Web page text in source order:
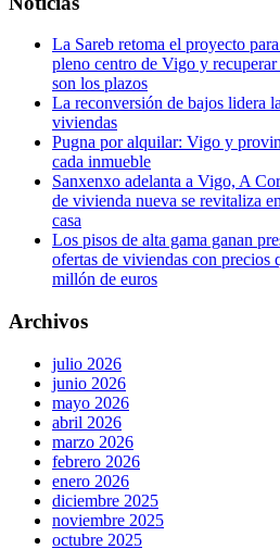
La Sareb retoma el proyecto
pleno centro de Vigo y
son los plazos
La reconversión de bajos lidera
viviendas
Pugna por alquilar: Vigo y
cada inmueble
Sanxenxo adelanta a Vigo, A
de vivienda nueva se revitaliza
casa
Los pisos de alta gama ganan
ofertas de viviendas con precios
millón de euros
Archivos
julio 2026
junio 2026
mayo 2026
abril 2026
marzo 2026
febrero 2026
enero 2026
diciembre 2025
noviembre 2025
octubre 2025